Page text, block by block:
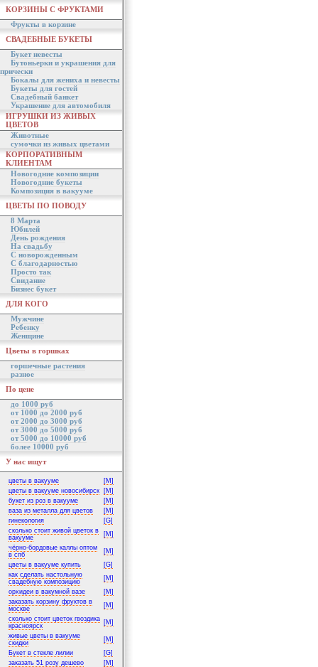
КОРЗИНЫ С ФРУКТАМИ
Фрукты в корзине
СВАДЕБНЫЕ БУКЕТЫ
Букет невесты
Бутоньерки и украшения для
прически
Бокалы для жениха и невесты
Букеты для гостей
Свадебный банкет
Украшение для автомобиля
ИГРУШКИ ИЗ ЖИВЫХ
ЦВЕТОВ
Животные
сумочки из живых цветами
КОРПОРАТИВНЫМ
КЛИЕНТАМ
Новогодние композиции
Новогодние букеты
Композиция в вакууме
ЦВЕТЫ ПО ПОВОДУ
8 Марта
Юбилей
День рождения
На свадьбу
С новорожденным
С благодарностью
Просто так
Свидание
Бизнес букет
ДЛЯ КОГО
Мужчине
Ребенку
Женщине
Цветы в горшках
горшечные растения
разное
По цене
до 1000 руб
от 1000 до 2000 руб
от 2000 до 3000 руб
от 3000 до 5000 руб
от 5000 до 10000 руб
более 10000 руб
У нас ищут
цветы в вакууме
[M]
цветы в вакууме новосибирск
[M]
букет из роз в вакууме
[M]
ваза из металла для цветов
[M]
гинекология
[G]
сколько стоит живой цветок в
вакууме
[M]
чёрно-бордовые каллы оптом
в спб
[M]
цветы в вакууме купить
[G]
как сделать настольную
свадебную композицию
[M]
орхидеи в вакумной вазе
[M]
заказать корзину фруктов в
москве
[M]
сколько стоит цветок гвоздика
красноярск
[M]
живые цветы в вакууме
скидки
[M]
Букет в стекле лилии
[G]
заказать 51 розу дешево
[M]